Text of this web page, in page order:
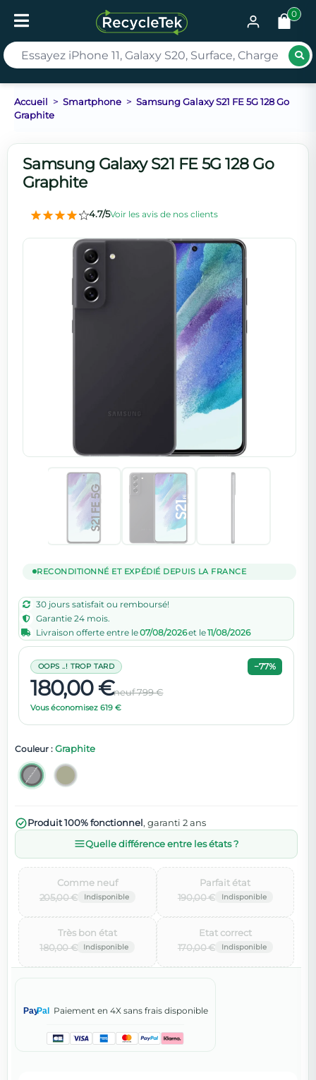
0
Accueil Smartphone
Samsung Galaxy S21 FE 5G 128 Go
Graphite
Samsung Galaxy S21 FE 5G 128 Go
Graphite
4.7/5Voir les avis de nos clients
RECONDITIONNÉ ET EXPÉDIÉ DEPUIS LA FRANCE
30 jours satisfait ou remboursé!
Garantie 24 mois.
Livraison offerte entre le07/08/2026et le11/08/2026
180,00 €neuf 799 €
Vous économisez 619 €
OOPS ..! TROP TARD −77%
Couleur : Graphite
Produit 100% fonctionnel, garanti 2 ans
Quelle différence entre les états ?
205,00 €
Comme neuf‌
190,00 €
Parfait état‌
180,00 €
Très bon état‌
170,00 €
Etat correct‌
PayPal Paiement en 4X sans frais disponible